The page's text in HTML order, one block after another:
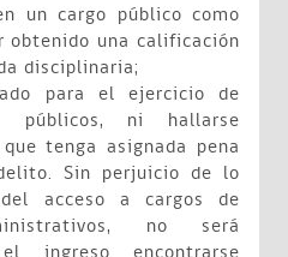
un cargo público como
obtenido una calificación
disciplinaria;
para el ejercicio de
públicos, ni hallarse
tenga asignada pena
Sin perjuicio de lo
acceso a cargos de
no será